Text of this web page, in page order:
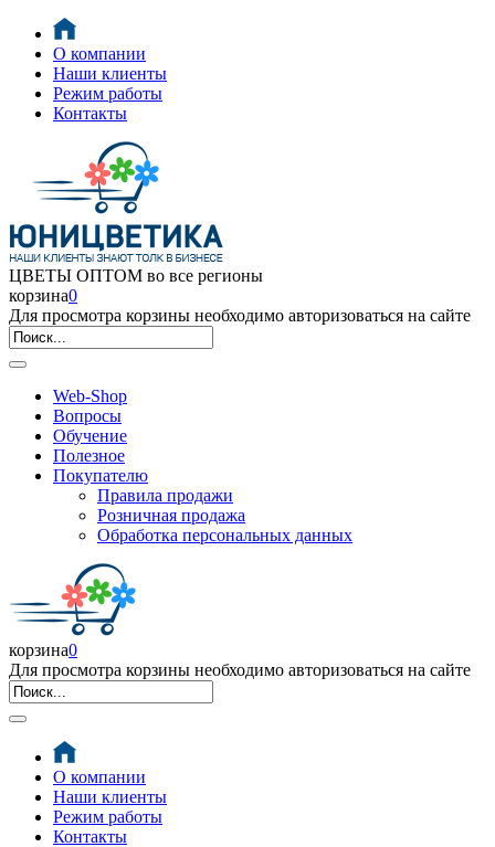
О компании
Наши клиенты
Режим работы
Контакты
ЦВЕТЫ ОПТОМ во все регионы
корзина0
Для просмотра корзины необходимо авторизоваться на сайте
Web-Shop
Вопросы
Обучение
Полезное
Покупателю
Правила продажи
Розничная продажа
Обработка персональных данных
корзина0
Для просмотра корзины необходимо авторизоваться на сайте
О компании
Наши клиенты
Режим работы
Контакты